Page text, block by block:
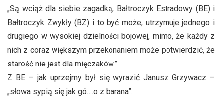
„Są wciąż dla siebie zagadką, Bałtroczyk Estradowy (BE) i
Bałtroczyk Zwykły (BZ) i to być może, utrzymuje jednego i
drugiego w wysokiej dzielności bojowej, mimo, że każdy z
nich z coraz większym przekonaniem może potwierdzić, że
starość nie jest dla mięczaków.”
Z BE – jak uprzejmy był się wyrazić Janusz Grzywacz –
„słowa sypią się jak gó….o z barana”.